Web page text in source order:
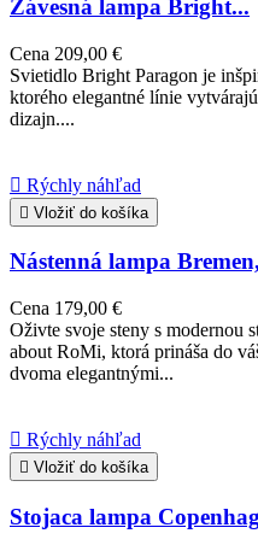
Závesná lampa Bright...
Cena 209,00 €
Svietidlo Bright Paragon je
ktorého elegantné línie
dizajn....
 Rýchly náhľad
 Vložiť do košíka
Nástenná lampa
Cena 179,00 €
Oživte svoje steny s modernou
about RoMi, ktorá prináša do
dvoma elegantnými...
 Rýchly náhľad
 Vložiť do košíka
Stojaca lampa